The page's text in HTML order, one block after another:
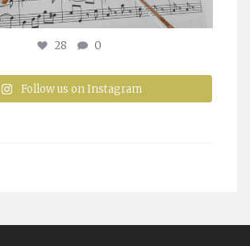
28 0
Follow us on Instagram